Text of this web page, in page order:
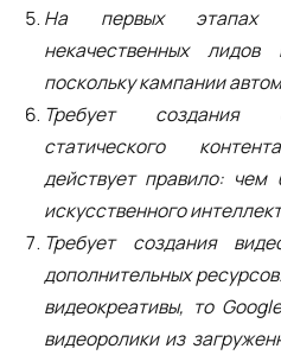
На первых
некачественных
поскольку кампании
Требует создания
статического
действует правило:
искусственного
Требует создания
дополнительных
видеокреативы, то
видеоролики из